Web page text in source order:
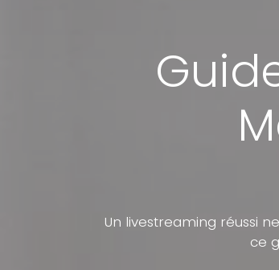
Un livestreaming réussi
ce